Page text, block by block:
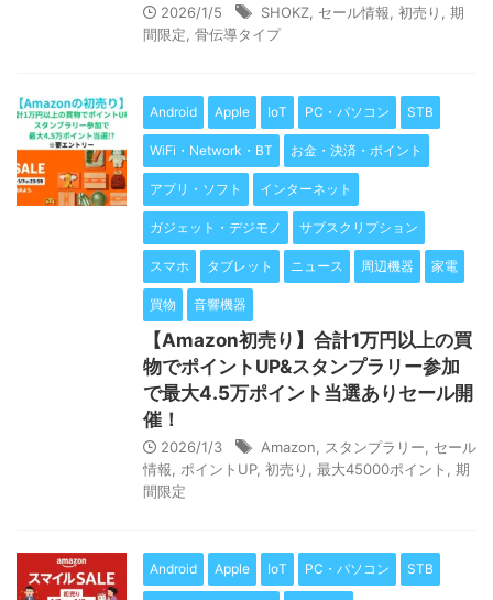
2026/1/5 SHOKZ セール情報 初売り
期
間限定 骨伝導タイプ
Android Apple IoT PC・パソコン STB
WiFi・Network・BT お金・決済・ポイント
アプリ・ソフト インターネット
ガジェット・デジモノ サブスクリプション
スマホ タブレット ニュース 周辺機器 家電
買物 音響機器
【Amazon初売り】合計1万円以上の買
物でポイントUP&スタンプラリー参加
で最大4.5万ポイント当選ありセール開
催！
2026/1/3 Amazon スタンプラリー
セール
情報
ポイントUP, 初売り 最大45000ポイント
期
間限定
Android Apple IoT PC・パソコン STB